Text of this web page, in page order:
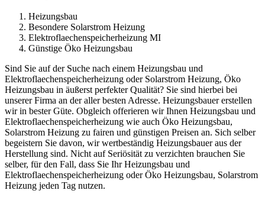
Heizungsbau
Besondere Solarstrom Heizung
Elektroflaechenspeicherheizung MI
Günstige Öko Heizungsbau
Sind Sie auf der Suche nach einem Heizungsbau und
Elektroflaechenspeicherheizung oder Solarstrom Heizung, Öko
Heizungsbau in äußerst perfekter Qualität? Sie sind hierbei bei
unserer Firma an der aller besten Adresse. Heizungsbauer erstellen
wir in bester Güte. Obgleich offerieren wir Ihnen Heizungsbau und
Elektroflaechenspeicherheizung wie auch Öko Heizungsbau,
Solarstrom Heizung zu fairen und günstigen Preisen an. Sich selber
begeistern Sie davon, wir wertbeständig Heizungsbauer aus der
Herstellung sind. Nicht auf Seriösität zu verzichten brauchen Sie
selber, für den Fall, dass Sie Ihr Heizungsbau und
Elektroflaechenspeicherheizung oder Öko Heizungsbau, Solarstrom
Heizung jeden Tag nutzen.